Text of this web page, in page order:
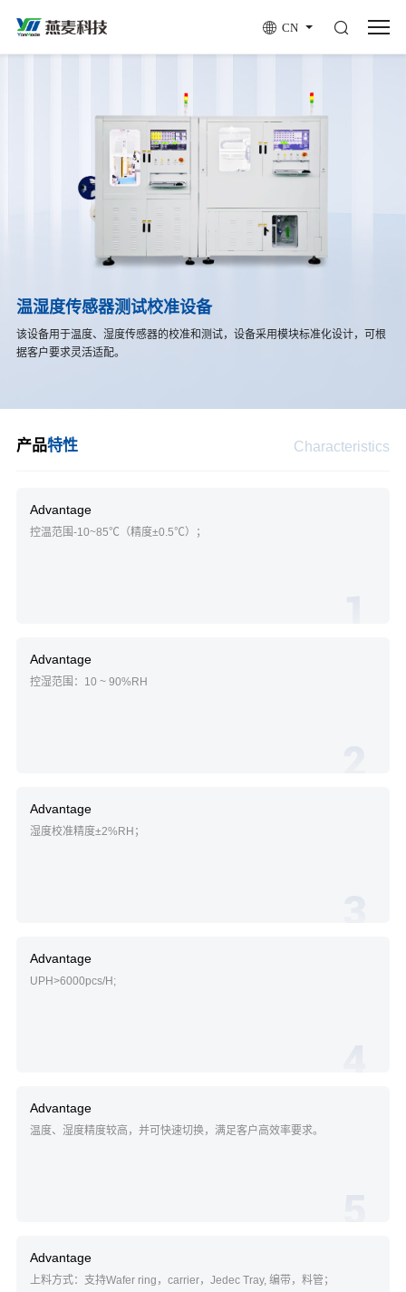
CN
温湿度传感器测试校准设备
该设备用于温度、湿度传感器的校准和测试，设备采用模块标准化设计，可根
据客户要求灵活适配。
产品特性 Characteristics
Advantage
控温范围-10~85℃（精度±0.5℃）；
1
Advantage
控湿范围：10 ~ 90%RH
2
Advantage
湿度校准精度±2%RH；
3
Advantage
UPH>6000pcs/H;
4
Advantage
温度、湿度精度较高，并可快速切换，满足客户高效率要求。
5
Advantage
上料方式：支持Wafer ring，carrier，Jedec Tray, 编带，料管；